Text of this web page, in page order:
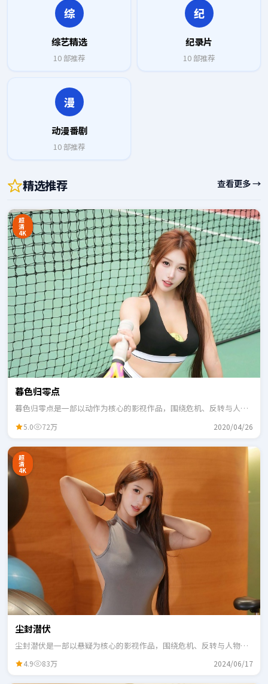
综
综艺精选
10部推荐
纪
纪录片
10部推荐
漫
动漫番剧
10部推荐
精选推荐 查看更多 →
超
清
4K
暮色归零点
暮色归零点是一部以动作为核心的影视作品，围绕危机、反转与人物
5.0 72万 2020/04/26
超
清
4K
尘封潜伏
尘封潜伏是一部以悬疑为核心的影视作品，围绕危机、反转与人物成
4.9 83万 2024/06/17